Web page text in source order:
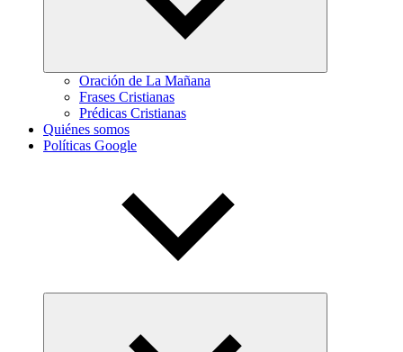
Oración de La Mañana
Frases Cristianas
Prédicas Cristianas
Quiénes somos
Políticas Google